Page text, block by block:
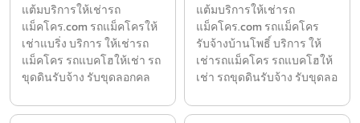
แต้มบริการให้เช่ารถ
แม็คโคร.com รถแม็คโครให้
เช่าแบริ่ง บริการ ให้เช่ารถ
แม็คโคร รถแบคโฮให้เช่า รถ
ขุดดินรับจ้าง รับขุดลอกคล
แต้มบริการให้เช่ารถ
แม็คโคร.com รถแม็คโคร
รับจ้างบ้านโพธิ์ บริการ ให้
เช่ารถแม็คโคร รถแบคโฮให้
เช่า รถขุดดินรับจ้าง รับขุดลอ